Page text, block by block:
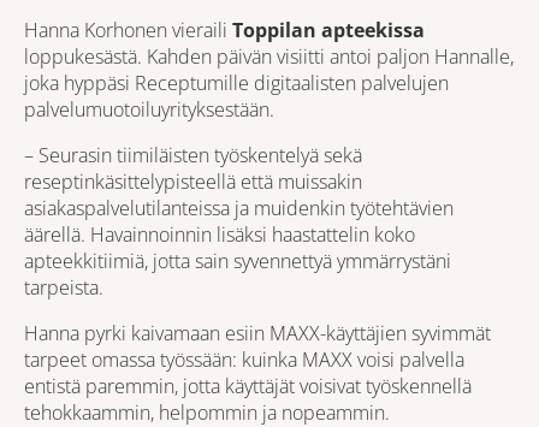
Hanna Korhonen vieraili Toppilan apteekissa
loppukesästä. Kahden päivän visiitti antoi paljon Hannalle,
joka hyppäsi Receptumille digitaalisten palvelujen
palvelumuotoiluyrityksestään.
– Seurasin tiimiläisten työskentelyä sekä
reseptinkäsittelypisteellä että muissakin
asiakaspalvelutilanteissa ja muidenkin työtehtävien
äärellä. Havainnoinnin lisäksi haastattelin koko
apteekkitiimiä, jotta sain syvennettyä ymmärrystäni
tarpeista.
Hanna pyrki kaivamaan esiin MAXX-käyttäjien syvimmät
tarpeet omassa työssään: kuinka MAXX voisi palvella
entistä paremmin, jotta käyttäjät voisivat työskennellä
tehokkaammin, helpommin ja nopeammin.